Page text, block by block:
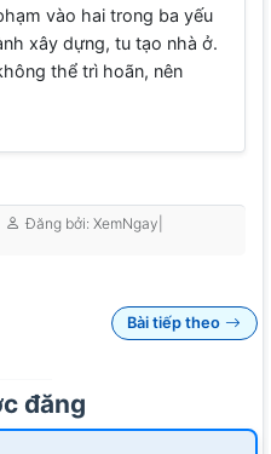
vào hai trong ba yếu
xây dựng, tu tạo nhà ở.
thể trì hoãn, nên
Đăng bởi: XemNgay
Bài tiếp theo
đăng